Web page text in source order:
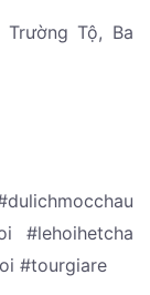
Tộ, Ba
#lehoihetcha
#tourgiare